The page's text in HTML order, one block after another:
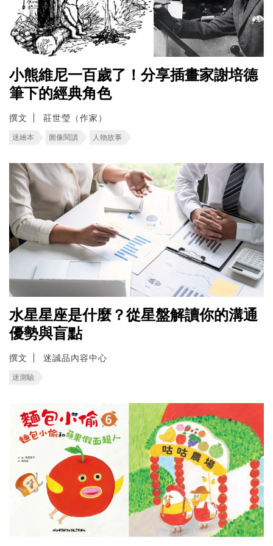
小熊維尼一百歲了！分享插畫家謝培德
筆下的經典角色
撰文 莊世瑩（作家）
迷繪本 圖像閱讀 人物故事
水星星座是什麼？從星盤解讀你的溝通
優勢與盲點
撰文 迷誠品內容中心
迷測驗